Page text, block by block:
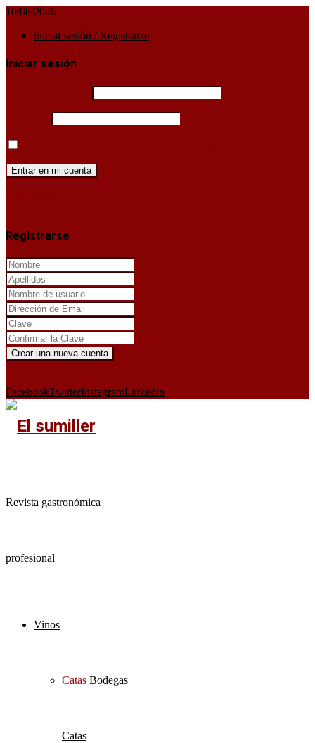
10/08/2026
iniciar sesión / Registrarse
Iniciar sesión
Registrarse
FacebookTwitterInstagramLinkedin
Revista gastronómica
profesional
Vinos
Catas Bodegas
Catas